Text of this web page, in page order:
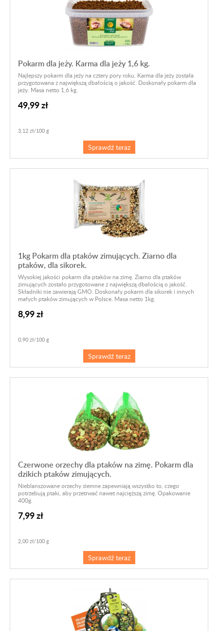
Pokarm dla jeży. Karma dla jeży 1,6 kg.
Najlepszy pokarm dla jeży na cztery pory roku. Karma dla jeży została
przygotowana z największą dbałością o jakość. Doskonały pokarm dla
jeży. Masa netto 1,6 kg.
49,99 zł
3,12 zł/100 g
Sprawdź teraz
1kg Pokarm dla ptaków zimujących. Ziarno dla
ptaków, dla sikorek.
Wysokiej jakości pokarm dla ptaków na zimę. Ziarno dla ptaków
zimujących zostało przygotowane z największą dbałością o jakość.
Składniki nie zawierają GMO. Doskonały pokarm dla sikorek i innych
małych ptaków zimujących w Polsce. Masa netto 1kg.
8,99 zł
0,90 zł/100 g
Sprawdź teraz
Czerwone orzechy dla ptaków na zimę. Pokarm dla
dzikich ptaków zimujących.
Nieblanszowane orzechy ziemne zapewniają wszystko to, czego
potrzebują ptaki, aby przetrwać nawet najcięższą zimę. Opakowanie
400g.
7,99 zł
2,00 zł/100 g
Sprawdź teraz